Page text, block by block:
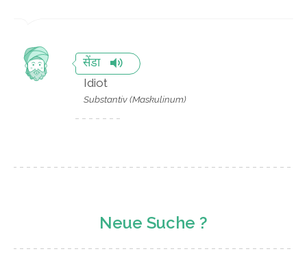
सेंडा
Idiot
Substantiv (Maskulinum)
Neue Suche ?